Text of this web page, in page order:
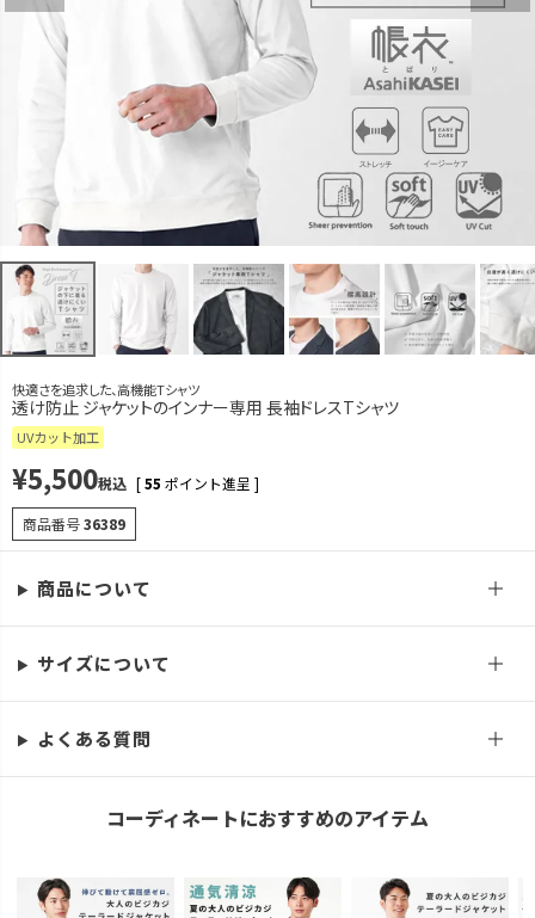
快適さを追求した、高機能Tシャツ
透け防止 ジャケットのインナー専用 長袖ドレスTシャツ
UVカット加工
¥5,500税込 [55 ポイント進呈 ]
商品番号36389
カートに入れる
カートに入れる
商品について
サイズについて
よくある質問
コーディネートにおすすめのアイテム